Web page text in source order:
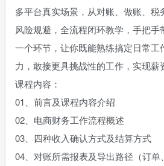
多平台真实场景，从对账、做账、税
风险规避，全流程闭环教学，手把
一个环节，让你既能熟练搞定日常工
力，敢接更具挑战性的工作，实现薪
课程内容：
01、前言及课程内容介绍
02、电商财务工作流程概述
03、四种收入确认方式及结算方式
04、对账所需报表及导出路径（订单